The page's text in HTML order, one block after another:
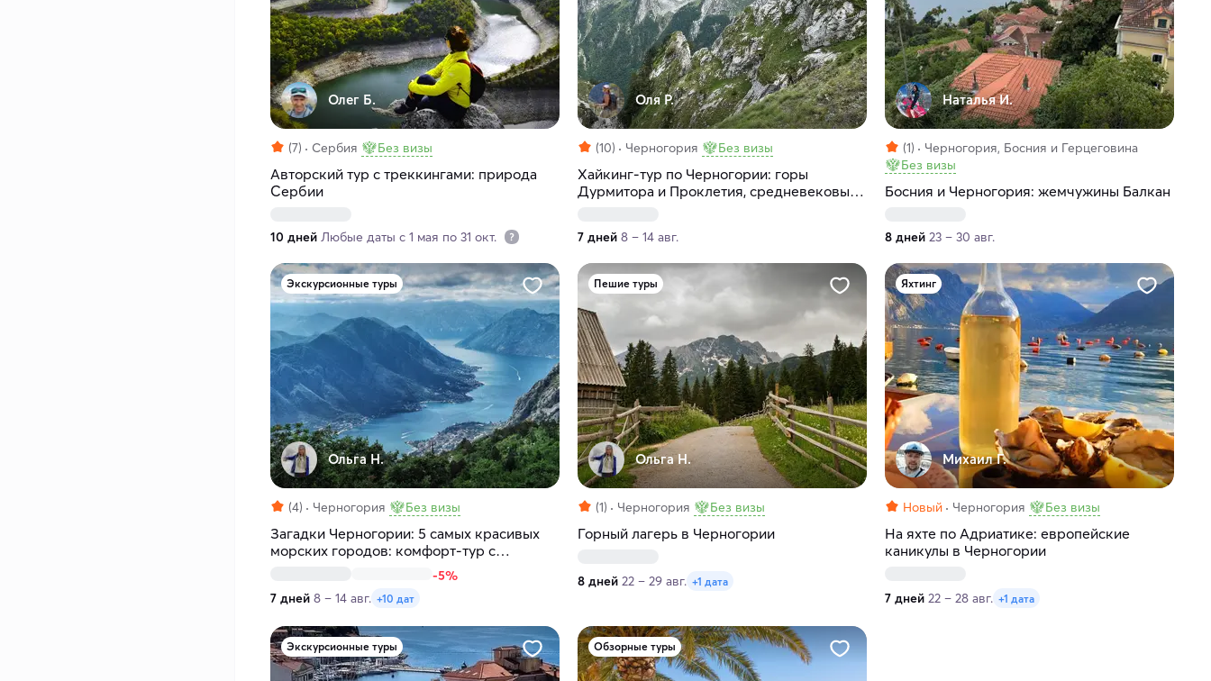
Олег Б.
(7) Сербия Без визы
Авторский тур с треккингами: природа
Сербии
10 дней Любые даты с 1 мая по 31 окт.
Оля Р.
(10) Черногория Без визы
Хайкинг-тур по Черногории: горы
Дурмитора и Проклетия, средневековые
7 дней 8 – 14 авг.
Наталья И.
(1)
Черногория, Босния и Герцеговина
Без визы
Босния и Черногория: жемчужины Балкан
8 дней 23 – 30 авг.
Экскурсионные туры
Ольга Н.
(4) Черногория Без визы
Загадки Черногории: 5 самых красивых
морских городов: комфорт-тур с
-5%
7 дней 8 – 14 авг. +10 дат
Пешие туры
Ольга Н.
(1) Черногория Без визы
Горный лагерь в Черногории
8 дней 22 – 29 авг. +1 дата
Яхтинг
Михаил Г.
Новый Черногория Без визы
На яхте по Адриатике: европейские
каникулы в Черногории
7 дней 22 – 28 авг. +1 дата
Экскурсионные туры Обзорные туры